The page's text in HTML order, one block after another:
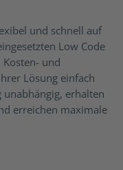
und schnell auf
Low Code
und
Lösung einfach
unabhängig, erhalten
erreichen maximale